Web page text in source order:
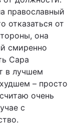
православный
отказаться от
она
смиренно
Сара
в лучшем
– просто
очень
с